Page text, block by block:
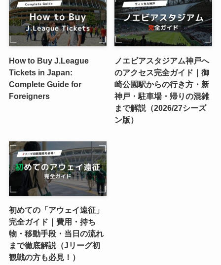
How to Buy J.League
Tickets in Japan:
Complete Guide for
Foreigners
ノエビアスタジアム神戸へ
のアクセス完全ガイド｜御
崎公園駅からの行き方・新
神戸・駐車場・帰りの混雑
まで解説（2026/27シーズ
ン版）
初めての「アウェイ遠征」
完全ガイド｜費用・持ち
物・移動手段・当日の流れ
まで徹底解説（Jリーグ初
観戦の方も必見！）